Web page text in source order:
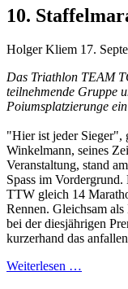
10.
Holger Kliem 17.
Das Triathlon TEAM
teilnehmende Gruppe
Poiumsplatzierunge ein
"Hier ist jeder Sieger",
Winkelmann, seines
Veranstaltung, stand
Spass im
TTW gleich 14
Rennen. Gleichsam
bei der diesjährigen
kurzerhand das
Weiterlesen …